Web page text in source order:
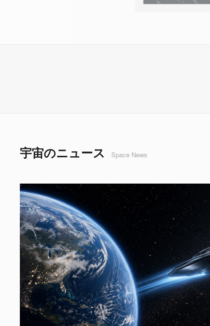
宇宙のニュース Space News